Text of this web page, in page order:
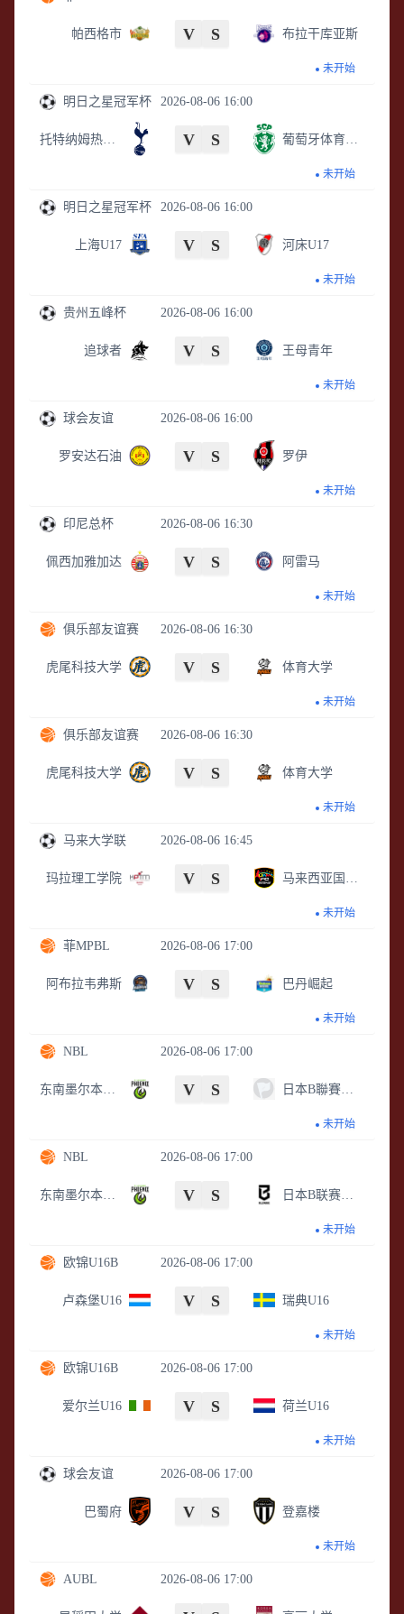
帕西格市 V S 布拉干库亚斯
未开始
2026-08-06 16:00
明日之星冠军杯
V S
未开始
2026-08-06 16:00
明日之星冠军杯
上海U17 V S 河床U17
未开始
2026-08-06 16:00
贵州五峰杯
追球者 V S 王母青年
未开始
2026-08-06 16:00
球会友谊
罗安达石油 V S 罗伊
未开始
2026-08-06 16:30
印尼总杯
佩西加雅加达 V S 阿雷马
未开始
2026-08-06 16:30
俱乐部友谊赛
虎尾科技大学 V S 体育大学
未开始
2026-08-06 16:30
俱乐部友谊赛
虎尾科技大学 V S 体育大学
未开始
2026-08-06 16:45
马来大学联
玛拉理工学院 V S
未开始
2026-08-06 17:00
菲MPBL
阿布拉韦弗斯 V S 巴丹崛起
未开始
2026-08-06 17:00
NBL
V S
未开始
2026-08-06 17:00
NBL
V S
未开始
2026-08-06 17:00
欧锦U16B
卢森堡U16 V S 瑞典U16
未开始
2026-08-06 17:00
欧锦U16B
爱尔兰U16 V S 荷兰U16
未开始
2026-08-06 17:00
球会友谊
巴蜀府 V S 登嘉楼
未开始
2026-08-06 17:00
AUBL